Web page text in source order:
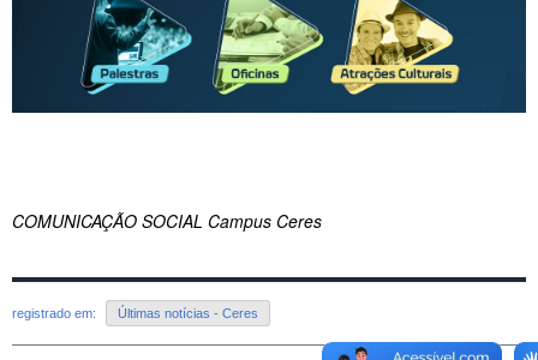
COMUNICAÇÃO SOCIAL Campus Ceres
registrado em: Últimas notícias - Ceres